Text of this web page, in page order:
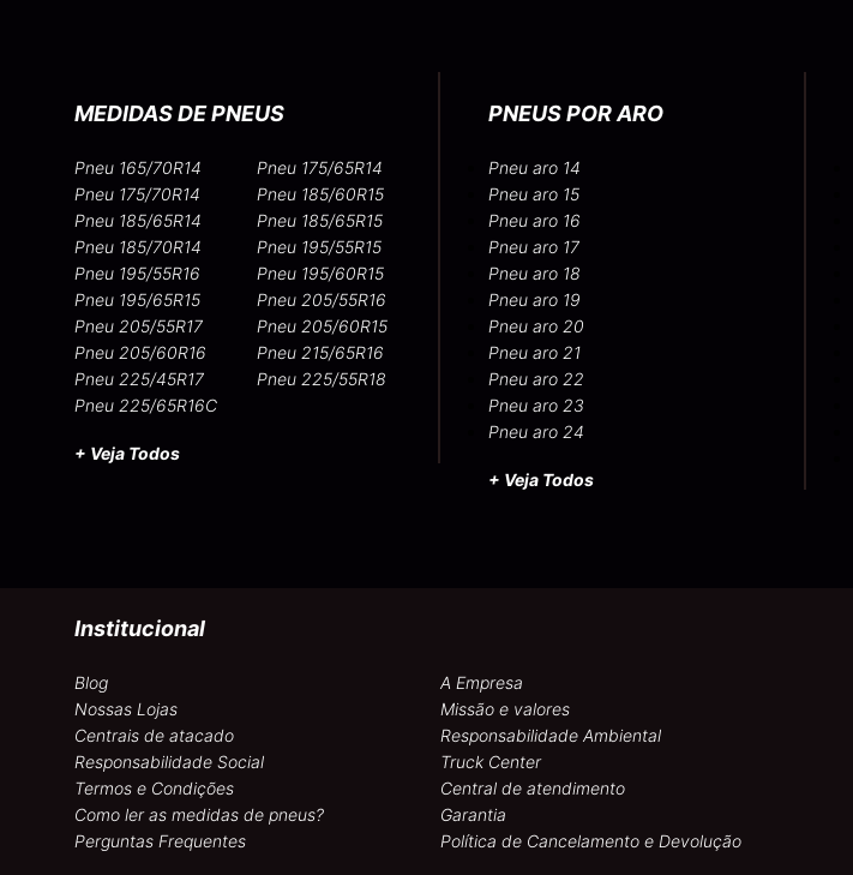
MEDIDAS DE PNEUS
Pneu 165/70R14
Pneu 175/65R14
Pneu 175/70R14
Pneu 185/60R15
Pneu 185/65R14
Pneu 185/65R15
Pneu 185/70R14
Pneu 195/55R15
Pneu 195/55R16
Pneu 195/60R15
Pneu 195/65R15
Pneu 205/55R16
Pneu 205/55R17
Pneu 205/60R15
Pneu 205/60R16
Pneu 215/65R16
Pneu 225/45R17
Pneu 225/55R18
Pneu 225/65R16C
+ Veja Todos
PNEUS POR ARO
Pneu aro 14
Pneu aro 15
Pneu aro 16
Pneu aro 17
Pneu aro 18
Pneu aro 19
Pneu aro 20
Pneu aro 21
Pneu aro 22
Pneu aro 23
Pneu aro 24
+ Veja Todos
Institucional
Blog
A Empresa
Nossas Lojas
Missão e valores
Centrais de atacado
Responsabilidade Ambiental
Responsabilidade Social
Truck Center
Termos e Condições
Central de atendimento
Como ler as medidas de pneus?
Garantia
Perguntas Frequentes
Política de Cancelamento e Devolução